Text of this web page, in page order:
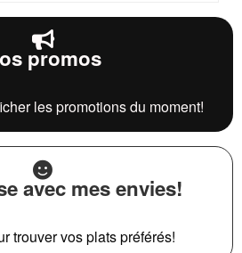
promos
les promotions du moment!
avec mes envies!
trouver vos plats préférés!